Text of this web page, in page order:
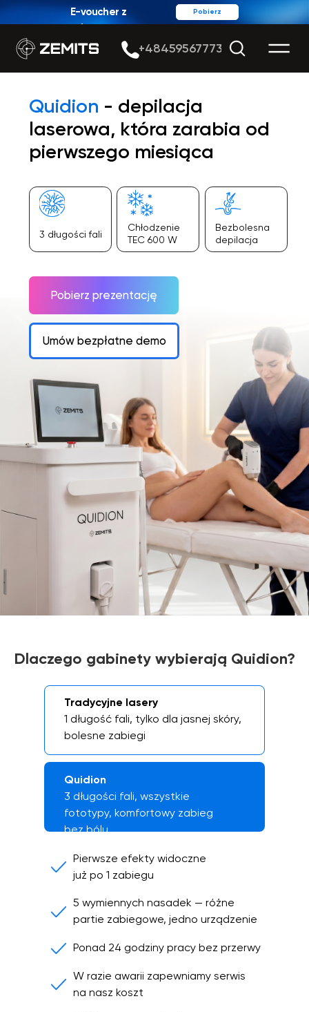
Pobierz
E-voucher z
rabatem
Quidion- depilacja
pierwszego miesiąca
Pobierz prezentację
Umów bezpłatne demo
Bezbolesna
Chłodzenie
Dlaczego gabinety wybierają Quidion?
Tradycyjne lasery
1 długość fali, tylko dla jasnej skóry,
bolesne zabiegi
Quidion
3 długości fali, wszystkie
fototypy, komfortowy zabieg
bez bólu
Pierwsze efekty widoczne
już po 1 zabiegu
5 wymiennych nasadek — różne
partie zabiegowe, jedno urządzenie
Ponad 24 godziny pracy bez przerwy
W razie awarii zapewniamy serwis
na nasz koszt